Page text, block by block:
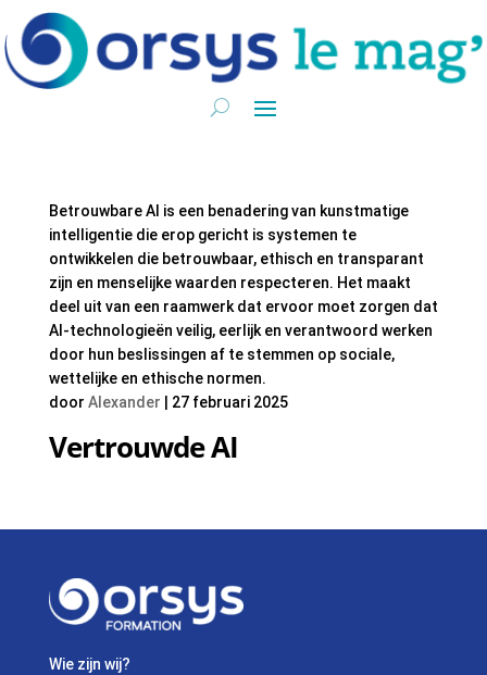
Vertrouwde AI
door Alexander 27 februari 2025
Betrouwbare AI is een benadering van kunstmatige
intelligentie die erop gericht is systemen te
ontwikkelen die betrouwbaar, ethisch en transparant
zijn en menselijke waarden respecteren. Het maakt
deel uit van een raamwerk dat ervoor moet zorgen dat
AI-technologieën veilig, eerlijk en verantwoord werken
door hun beslissingen af te stemmen op sociale,
wettelijke en ethische normen.
Wie zijn wij?